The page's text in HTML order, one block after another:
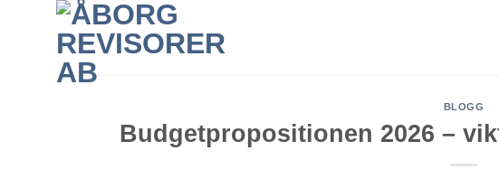
BLOGG
Budgetpropositionen 2026 –